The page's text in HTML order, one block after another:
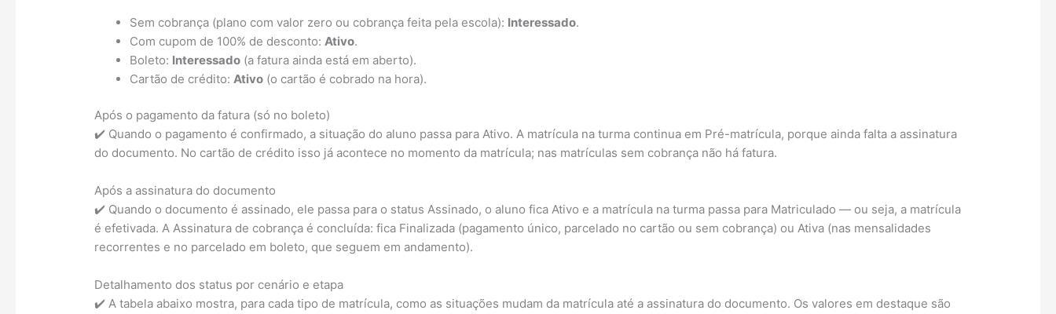
Sem cobrança (plano com valor zero ou cobrança feita pela escola): Interessado.
Com cupom de 100% de desconto: Ativo.
Boleto: Interessado (a fatura ainda está em aberto).
Cartão de crédito: Ativo (o cartão é cobrado na hora).
Após o pagamento da fatura (só no boleto)
✔️ Quando o pagamento é confirmado, a situação do aluno passa para Ativo. A matrícula na turma continua em Pré-matrícula, porque ainda falta a assinatura
do documento. No cartão de crédito isso já acontece no momento da matrícula; nas matrículas sem cobrança não há fatura.
Após a assinatura do documento
✔️ Quando o documento é assinado, ele passa para o status Assinado, o aluno fica Ativo e a matrícula na turma passa para Matriculado — ou seja, a matrícula
é efetivada. A Assinatura de cobrança é concluída: fica Finalizada (pagamento único, parcelado no cartão ou sem cobrança) ou Ativa (nas mensalidades
recorrentes e no parcelado em boleto, que seguem em andamento).
Detalhamento dos status por cenário e etapa
✔️ A tabela abaixo mostra, para cada tipo de matrícula, como as situações mudam da matrícula até a assinatura do documento. Os valores em destaque são